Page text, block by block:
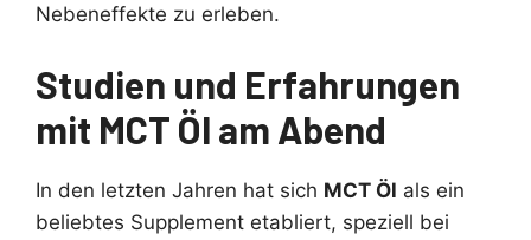
Nebeneffekte zu erleben.
Studien und Erfahrungen
mit MCT Öl am Abend
In den letzten Jahren hat sich MCT Öl als ein
beliebtes Supplement etabliert, speziell bei